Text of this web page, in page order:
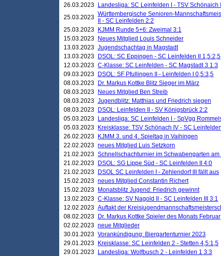
26.03.2023
Landesliga: SC Leinfelden I - TSV Schönaich
25.03.2023 Württembergische Senioren-
II - SC Leinfelden 2:2
25.03.2023
KJMM Runde 5+6: Zweimal 3:1
15.03.2023
Neues Mitglied Louis Schneider
13.03.2023 Jugendschachtag in Magstadt
13.03.2023
DSOL: SC Eppingen - SC Leinfelden II 1,5:2,5
12.03.2023 C-Klasse: SC Leinfelden - SC Magstadt 3 1:3
09.03.2023
DSOL: SF Pfullingen II - Leinfelden I 0,5:3,5
08.03.2023
Dr. Markus Kottke Blitz Sieger im März
08.03.2023
Neues Mitglied Ben Streib
08.03.2023 Jugendblitz: Matthias und Friedrich siegen
08.03.2023
DSOL: Leinfelden II - SV Königsbrück 2:2
05.03.2023
Landesliga: SC Leinfelden I - SpVgg
05.03.2023
Kreisklasse: TSV Schönach IV - SC
26.02.2023
KJMM 3. und 4. Spieltag in Vaihingen
22.02.2023 neues Mitglied Luis Setzkorn
21.02.2023 Schnellschachturnier im Schwabengarten
21.02.2023
DSOL: SG Lippe Süd - SC Leinfelden II 4:0
21.02.2023
DSOL SC Leinfelden I - Zehlendorf III fällt aus
15.02.2023 neues Mitglied Constantin Richert
15.02.2023
Monatsblitz Jugend: Friedrich gewinnt
13.02.2023 C-Klasse: SV Nagold II - SC Leinfelden III 3:1
12.02.2023 Auftakt der
08.02.2023
Dr. Markus Kottke Spieler des Monats Februar
02.02.2023 neue Mitglieder
30.01.2023 Vorankündigung: Biergartenturnier 2023
29.01.2023
Kreisklasse: SC Leinfelden 2 - Stetten 4,5:1,5
29.01.2023
Landesliga: Wolfbusch 2 - Leinfelden 1 3:3